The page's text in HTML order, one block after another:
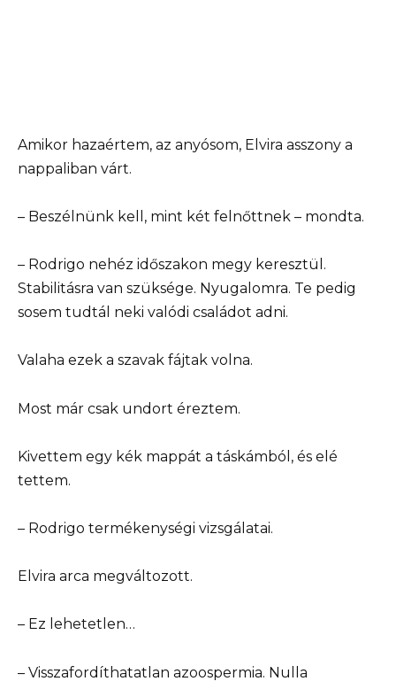
Amikor hazaértem, az anyósom, Elvira asszony a
nappaliban várt.
– Beszélnünk kell, mint két felnőttnek – mondta.
– Rodrigo nehéz időszakon megy keresztül.
Stabilitásra van szüksége. Nyugalomra. Te pedig
sosem tudtál neki valódi családot adni.
Valaha ezek a szavak fájtak volna.
Most már csak undort éreztem.
Kivettem egy kék mappát a táskámból, és elé
tettem.
– Rodrigo termékenységi vizsgálatai.
Elvira arca megváltozott.
– Ez lehetetlen…
– Visszafordíthatatlan azoospermia. Nulla